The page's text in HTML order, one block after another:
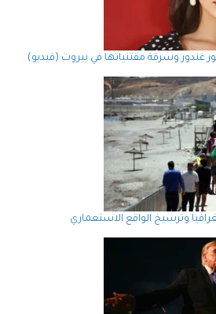
غندور وسرقة مقتنياتها في بيروت (فيديو)
وترسيخ الواقع الاستعماري